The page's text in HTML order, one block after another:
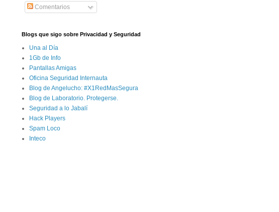
Comentarios
Blogs que sigo sobre Privacidad y Seguridad
Una al Día
1Gb de Info
Pantallas Amigas
Oficina Seguridad Internauta
Blog de Angelucho: #X1RedMasSegura
Blog de Laboratorio. Protegerse.
Seguridad a lo Jabalí
Hack Players
Spam Loco
Inteco